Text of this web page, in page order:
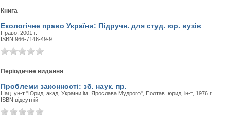
Книга
Екологічне право України: Підручн. для студ. юр. вузів
Право, 2001 г.
ISBN 966-7146-49-9
Періодичне видання
Проблеми законності: зб. наук. пр.
Нац. ун-т "Юрид. акад. України ім. Ярослава Мудрого", Полтав. юрид. ін-т, 1976 г.
ISBN відсутній